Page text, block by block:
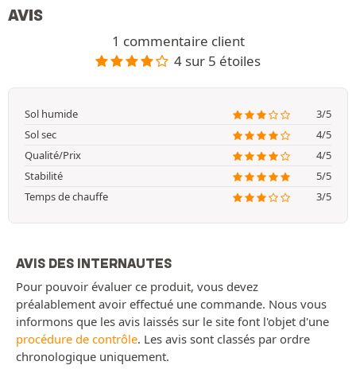
AVIS
1 commentaire client
4 sur 5 étoiles
Sol humide
3/5
Sol sec
4/5
Qualité/Prix
4/5
Stabilité
5/5
Temps de chauffe
3/5
AVIS DES INTERNAUTES
Pour pouvoir évaluer ce produit, vous devez
préalablement avoir effectué une commande. Nous vous
informons que les avis laissés sur le site font l'objet d'une
procédure de contrôle. Les avis sont classés par ordre
chronologique uniquement.